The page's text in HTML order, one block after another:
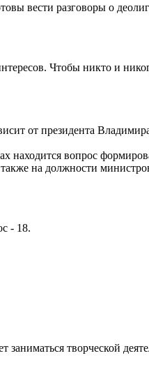
вести разговоры о
Чтобы никто и
от президента
находится вопрос
на должности
- 18.
творческой